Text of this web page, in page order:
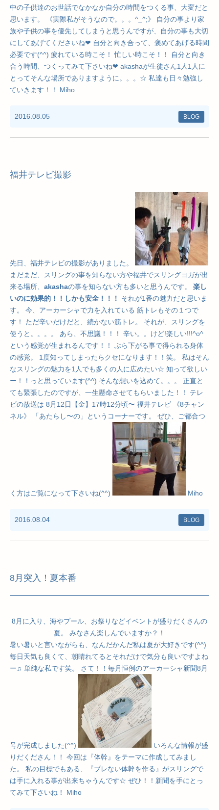
中の子供達のお世話でなかなか自分の時間をつくる事、大変だと
思います。 《実際私がそうなので。。。^_^;》 自分の事より家
族や子供の事を優先してしまうと思うんですが、自分の事も大切
にしてあげてくださいね❤︎ 自分と向き合って、褒めてあげる時間
必要です(^^) 疲れている時こそ！ 忙しい時こそ！！ 自分と向き
合う時間、つくってみて下さいね❤︎ akashaが生徒さん1人1人に
とってそんな場所でありますように。。。☆ 私達も日々勉強し
ていきます！！ Miho
2016.08.05 BLOG
福井テレビ撮影
先日、福井テレビの撮影がありました。
まだまだ、スリングの事を知らない方や福井でスリングヨガが出
来る場所、 akashaの事を知らない方も多いと思うんです。 楽し
いのに効果的！！しかも安全！！！
それが1番の魅力だと思いま
す。 今、アーカーシャで力を入れている 筋トレもその１つで
す！ ただ辛いだけだと、続かない筋トレ。 それが、スリングを
使うと。。。。 あら、不思議！！！ 辛い。。けど!楽しい!!!^o^
という感覚が生まれるんです！！ ぶら下がる事で得られる身体
の感覚。 1度知ってしまったらクセになります！！笑。 私はそん
なスリングの魅力を1人でも多くの人に広めたい☆ 知って欲しい
ー！！っと思っています(^^) そんな想いを込めて。。。 正直と
ても緊張したのですが、一生懸命させてもらいました！！ テレ
ビの放送は 8月12日【金】17時12分頃〜 福井テレビ 《8チャン
ネル》 「あたらし〜の」というコーナーです。 ぜひ、ご都合つ
く方はご覧になって下さいね(^^) Miho
2016.08.04 BLOG
8月突入！夏本番
8月に入り、海やプール、お祭りなどイベントが盛りだくさんの
夏。 みなさん楽しんでいますか？！
暑い暑いと言いながらも、なんだかんだ私は夏が大好きです(^^)
毎日天気も良くて、朝晴れてるとそれだけで気分も良いですよね
ー♫ 単純な私です笑。 さて！！毎月恒例のアーカーシャ新聞8月
号が完成しました(^^)
いろんな情報が盛
りだくださん！！ 今回は『体幹』をテーマに作成してみまし
た。 私の目標でもある、『ブレない体幹を作る』がスリングで
は手に入れる事が出来ちゃうんです☆ ぜひ！！新聞を手にとっ
てみて下さいね！ Miho